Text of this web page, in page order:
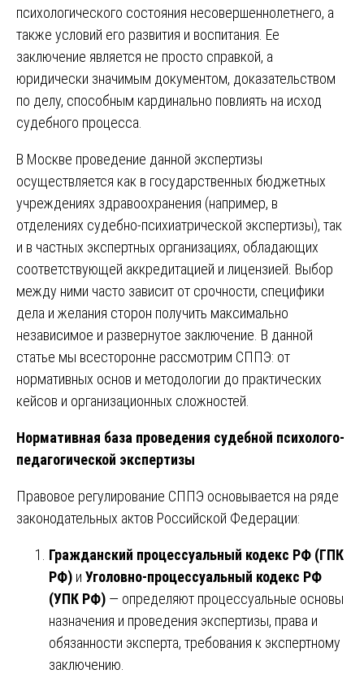
психологического состояния несовершеннолетнего, а
также условий его развития и воспитания. Ее
заключение является не просто справкой, а
юридически значимым документом, доказательством
по делу, способным кардинально повлиять на исход
судебного процесса.
В Москве проведение данной экспертизы
осуществляется как в государственных бюджетных
учреждениях здравоохранения (например, в
отделениях судебно-психиатрической экспертизы), так
и в частных экспертных организациях, обладающих
соответствующей аккредитацией и лицензией. Выбор
между ними часто зависит от срочности, специфики
дела и желания сторон получить максимально
независимое и развернутое заключение. В данной
статье мы всесторонне рассмотрим СППЭ: от
нормативных основ и методологии до практических
кейсов и организационных сложностей.
Нормативная база проведения судебной психолого-
педагогической экспертизы
Правовое регулирование СППЭ основывается на ряде
законодательных актов Российской Федерации:
Гражданский процессуальный кодекс РФ (ГПК
РФ) и Уголовно-процессуальный кодекс РФ
(УПК РФ) — определяют процессуальные основы
назначения и проведения экспертизы, права и
обязанности эксперта, требования к экспертному
заключению.